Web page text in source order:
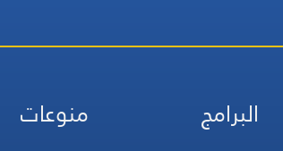
البرامج منوعات